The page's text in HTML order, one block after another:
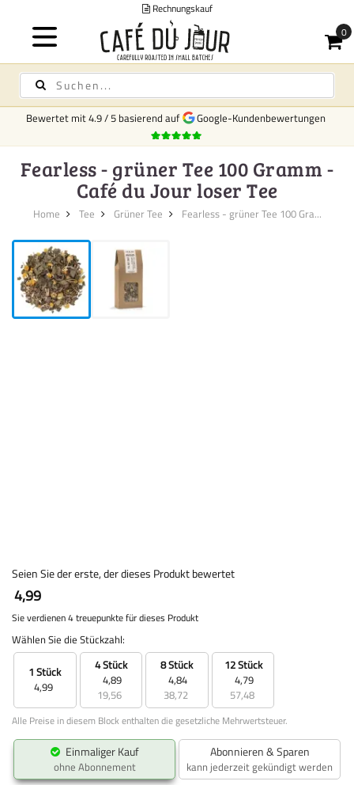
Rechnungskauf
Bewertet mit4.9/5 basierend auf Google-Kundenbewertungen
Fearless - grüner Tee 100 Gramm -
Café du Jour loser Tee
Home Tee Grüner Tee Fearless - grüner Tee 100 Gra...
Seien Sie der erste, der dieses Produkt bewertet
4,99
Sie verdienen 4 treuepunkte für dieses Produkt
Wählen Sie die Stückzahl:
1 Stück
4,99
4 Stück
4,89
19,56
8 Stück
4,84
38,72
12 Stück
4,79
57,48
Alle Preise in diesem Block enthalten die gesetzliche Mehrwertsteuer.
Einmaliger Kauf
ohne Abonnement
Abonnieren & Sparen
kann jederzeit gekündigt werden